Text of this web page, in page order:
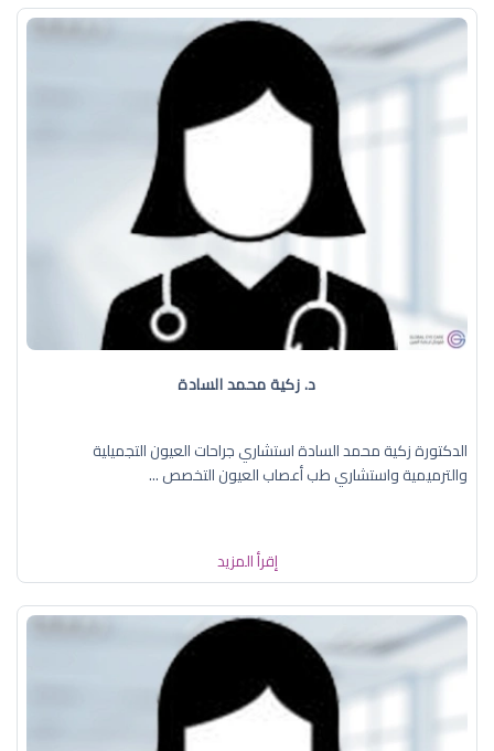
د. زكية محمد السادة
الدكتورة زكية محمد السادة استشاري جراحات العيون التجميلية
والترميمية واستشاري طب أعصاب العيون التخصص ...
إقرأ المزيد